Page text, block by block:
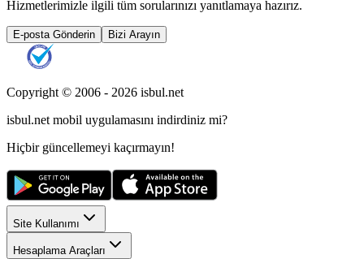
Hizmetlerimizle ilgili tüm sorularınızı yanıtlamaya hazırız.
E-posta Gönderin Bizi Arayın
Copyright © 2006 - 2026 isbul.net
isbul.net mobil uygulamasını indirdiniz mi?
Hiçbir güncellemeyi kaçırmayın!
Site Kullanımı
Hesaplama Araçları